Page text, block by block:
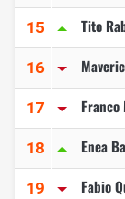
15 Tito
16
17
18 Enea
19 Fabio